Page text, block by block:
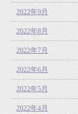
2022年9月
2022年8月
2022年7月
2022年6月
2022年5月
2022年4月